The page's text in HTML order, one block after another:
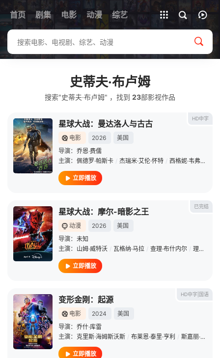
首页 剧集 电影 动漫 综艺
全部影片
史蒂夫·布卢姆
搜索"史蒂夫·布卢姆" ，找到 23部影视作品
HD中字
星球大战：曼达洛人与古古
电影 2026
美国
导演： 乔恩·费儒
主演： 佩德罗·帕斯卡 / 杰瑞米·艾伦·怀特 / 西格妮·韦弗 /
立即播放
已完结
星球大战：摩尔-暗影之王
动漫 2026
美国
导演： 未知
主演： 山姆·威特沃 / 瓦格纳·马拉 / 查理·布什内尔 / 理查德·艾欧阿德
立即播放
HD中字|国语
变形金刚：起源
电影 2024
美国
导演： 乔什·库雷
主演： 克里斯·海姆斯沃斯 / 布莱恩·泰里·亨利 / 斯嘉丽·约翰逊
立即播放